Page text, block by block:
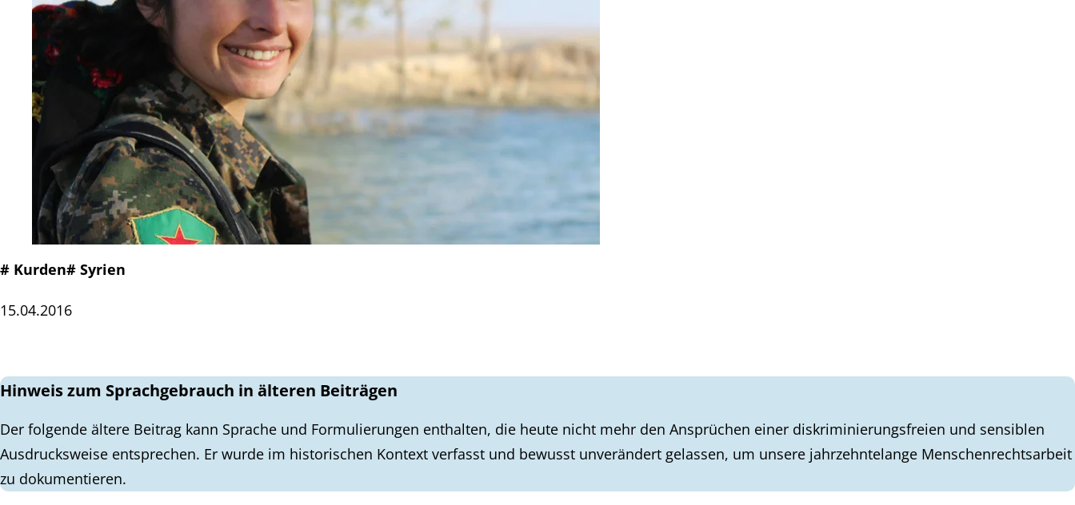
# Kurden# Syrien
15.04.2016
Hinweis zum Sprachgebrauch in älteren Beiträgen
Der folgende ältere Beitrag kann Sprache und Formulierungen enthalten, die heute nicht mehr den Ansprüchen einer diskriminierungsfreien und sensiblen
Ausdrucksweise entsprechen. Er wurde im historischen Kontext verfasst und bewusst unverändert gelassen, um unsere jahrzehntelange Menschenrechtsarbeit
zu dokumentieren.